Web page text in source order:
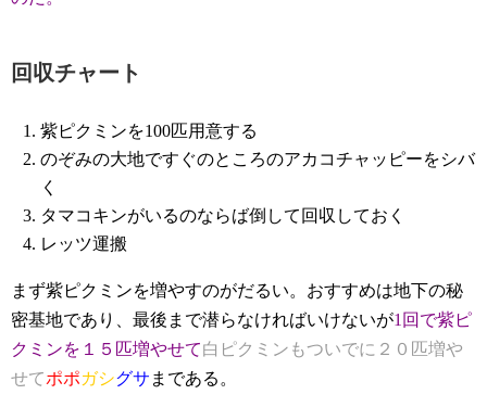
回収チャート
紫ピクミンを100匹用意する
のぞみの大地ですぐのところのアカコチャッピーをシバ
く
タマコキンがいるのならば倒して回収しておく
レッツ運搬
まず紫ピクミンを増やすのがだるい。おすすめは地下の秘
密基地であり、最後まで潜らなければいけないが1回で紫ピ
クミンを１５匹増やせて白ピクミンもついでに２０匹増や
せてポポガシグサ まである。